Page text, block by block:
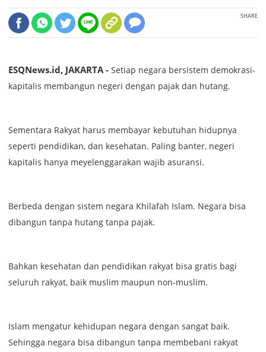
SHARE
ESQNews.id, JAKARTA - Setiap negara bersistem demokrasi-
kapitalis membangun negeri dengan pajak dan hutang.
Sementara Rakyat harus membayar kebutuhan hidupnya
seperti pendidikan, dan kesehatan. Paling banter, negeri
kapitalis hanya meyelenggarakan wajib asuransi.
Berbeda dengan sistem negara Khilafah Islam. Negara bisa
dibangun tanpa hutang tanpa pajak.
Bahkan kesehatan dan pendidikan rakyat bisa gratis bagi
seluruh rakyat, baik muslim maupun non-muslim.
Islam mengatur kehidupan negara dengan sangat baik.
Sehingga negara bisa dibangun tanpa membebani rakyat